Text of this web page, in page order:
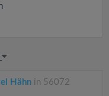
Hähn in 56072